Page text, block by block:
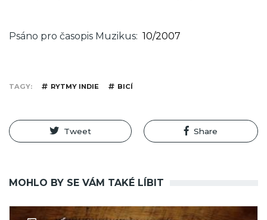
Psáno pro časopis Muzikus 10/2007
TAGY RYTMY INDIE BICÍ
Tweet Share
MOHLO BY SE VÁM TAKÉ LÍBIT